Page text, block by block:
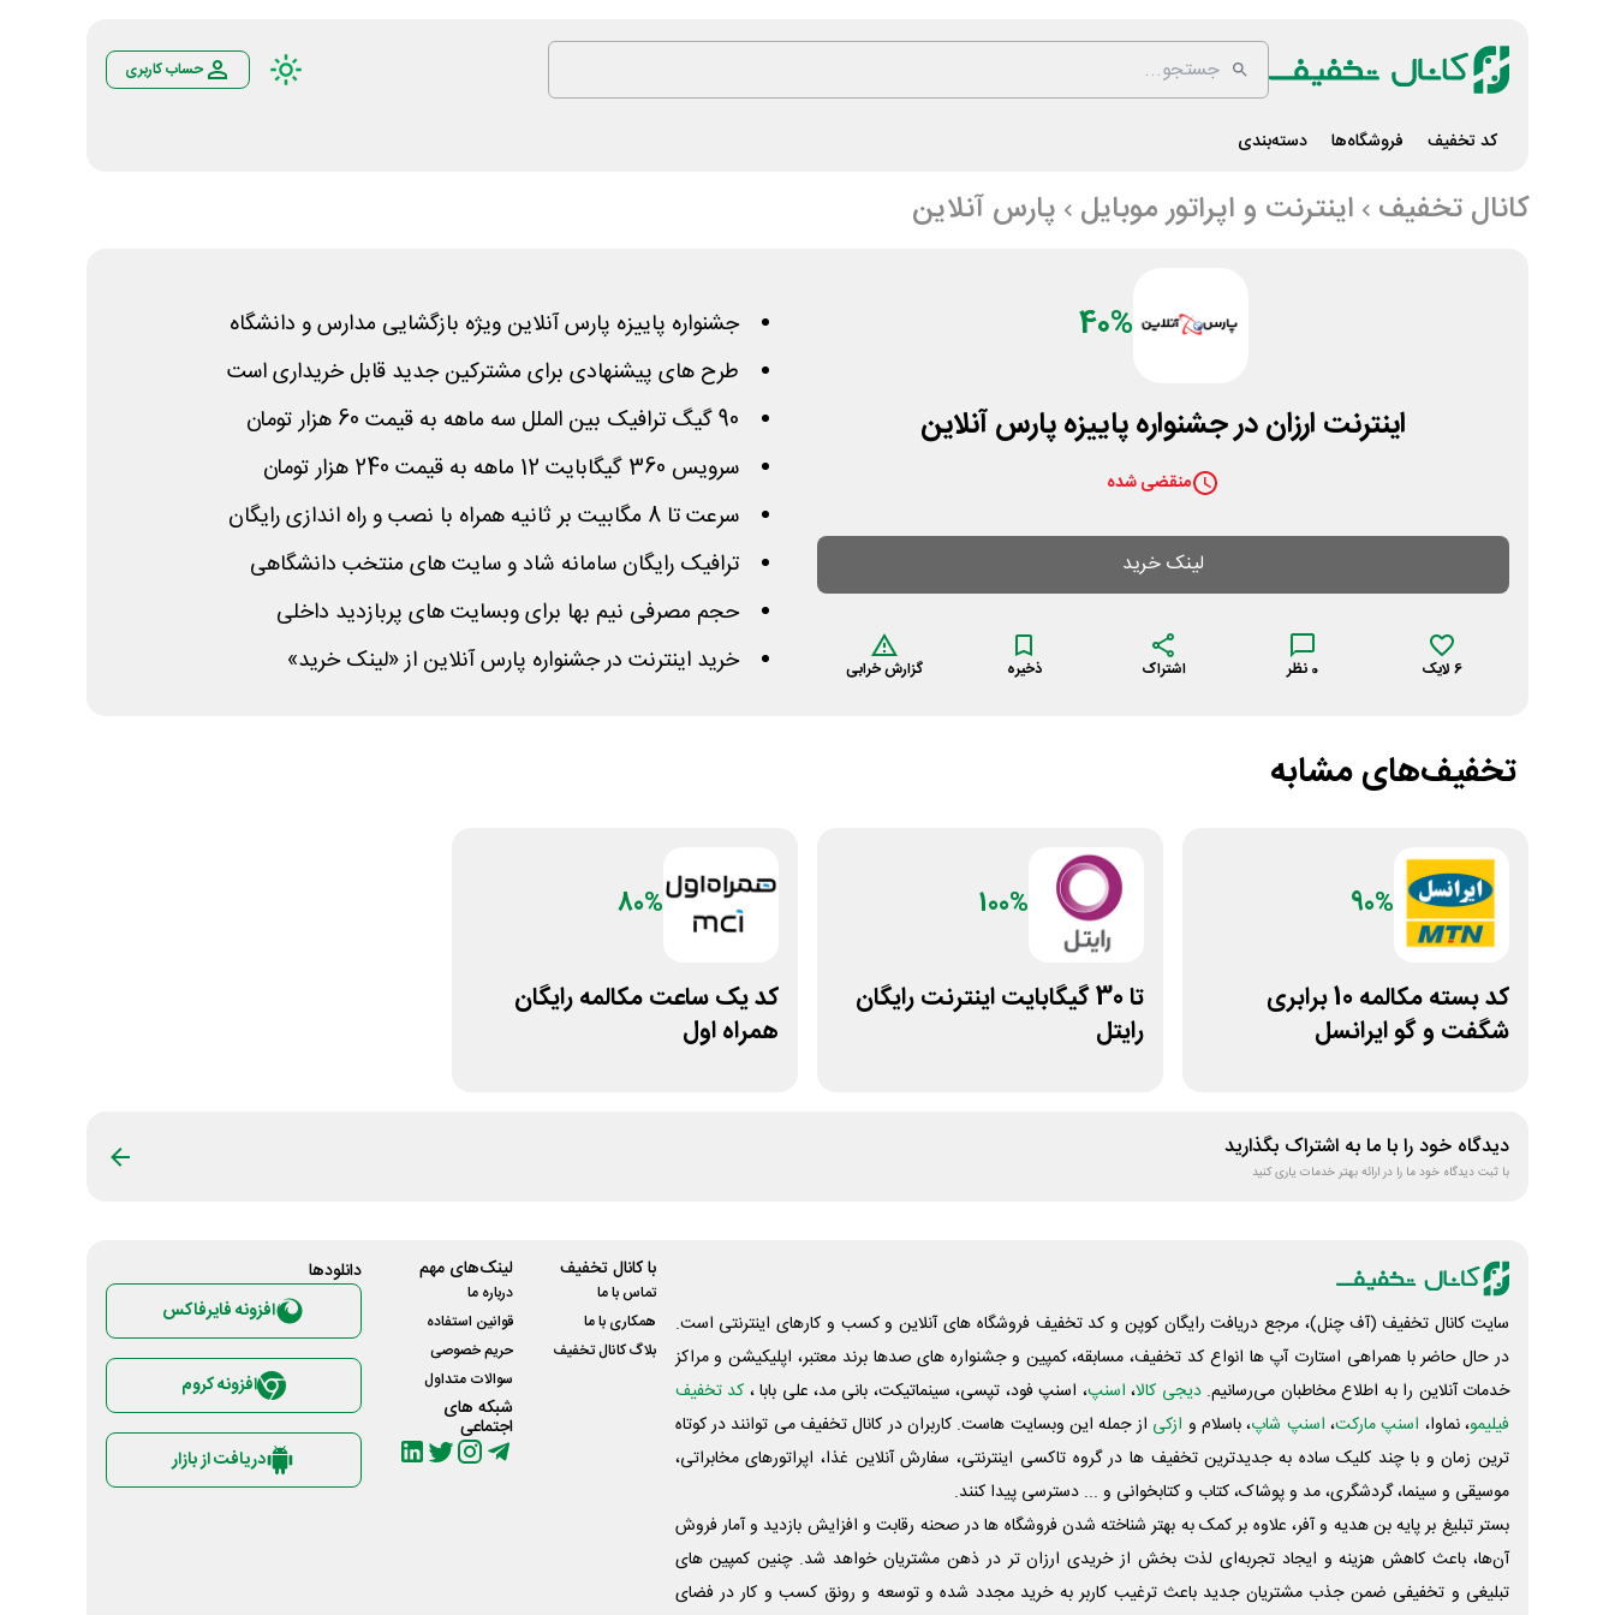
حساب کاربری
کد تخفیف فروشگاه‌ها دسته‌بندی
کانال تخفیف اینترنت و اپراتور موبایل پارس آنلاین
40%
اینترنت ارزان در جشنواره پاییزه پارس آنلاین
منقضی شده
لینک خرید
6 لایک 0 نظر اشتراک ذخیره گزارش خرابی
جشنواره پاییزه پارس آنلاین ویژه بازگشایی مدارس و دانشگاه
طرح های پیشنهادی برای مشترکین جدید قابل خریداری است
90 گیگ ترافیک بین الملل سه ماهه به قیمت 60 هزار تومان
سرویس 360 گیگابایت 12 ماهه به قیمت 240 هزار تومان
سرعت تا 8 مگابیت بر ثانیه همراه با نصب و راه اندازی رایگان
ترافیک رایگان سامانه شاد و سایت های منتخب دانشگاهی
حجم مصرفی نیم بها برای وبسایت های پربازدید داخلی
خرید اینترنت در جشنواره پارس آنلاین از «لینک خرید»
تخفیف‌های مشابه
90%
کد بسته مکالمه 10 برابری
شگفت و گو ایرانسل
100%
تا 30 گیگابایت اینترنت رایگان
رایتل
80%
کد ⁣یک ساعت مکالمه رایگان
همراه اول
دیدگاه خود را با ما به اشتراک بگذارید
با ثبت دیدگاه خود ما را در ارائه بهتر خدمات یاری کنید
سایت کانال تخفیف (آف چنل)، مرجع دریافت رایگان کوپن و کد تخفیف فروشگاه های آنلاین و کسب و‌ کارهای اینترنتی است.
در حال حاضر با همراهی استارت آپ ها انواع کد تخفیف، مسابقه، کمپین و جشنواره های صدها برند معتبر، اپلیکیشن و مراکز
خدمات آنلاین را به اطلاع مخاطبان می‌رسانیم. دیجی کالا، اسنپ، اسنپ فود، تپسی، سینماتیکت، بانی مد، علی‌ بابا ، کد تخفیف
فیلیمو، نماوا، اسنپ مارکت، اسنپ شاپ، باسلام و ازکی از جمله این وبسایت ‌هاست. کاربران در کانال تخفیف می توانند در کوتاه
ترین زمان و با چند کلیک ساده به جدیدترین تخفیف ها در گروه تاکسی اینترنتی، سفارش آنلاین غذا، اپراتورهای مخابراتی،
موسیقی و سینما، گردشگری، مد و پوشاک، کتاب و کتابخوانی و ... دسترسی پیدا کنند.
بستر تبلیغ بر پایه بن هدیه و آفر، علاوه بر کمک به بهتر شناخته شدن فروشگاه ها در صحنه رقابت و افزایش بازدید و آمار فروش
آن‌ها، باعث کاهش هزینه و ایجاد تجربه‌ای لذت بخش از خریدی ارزان تر در ذهن مشتریان خواهد شد. چنین کمپین های
تبلیغی و تخفیفی ضمن جذب مشتریان جدید باعث ترغیب کاربر به خرید مجدد شده و توسعه و رونق کسب و کار در فضای
با کانال تخفیف
تماس با ما
همکاری با ما
بلاگ کانال تخفیف
لینک‌های مهم
درباره ما
قوانین استفاده
حریم خصوصی
سوالات متداول
شبکه های
اجتماعی
دانلود‌ها
افزونه فایرفاکس
افزونه کروم
دریافت از بازار